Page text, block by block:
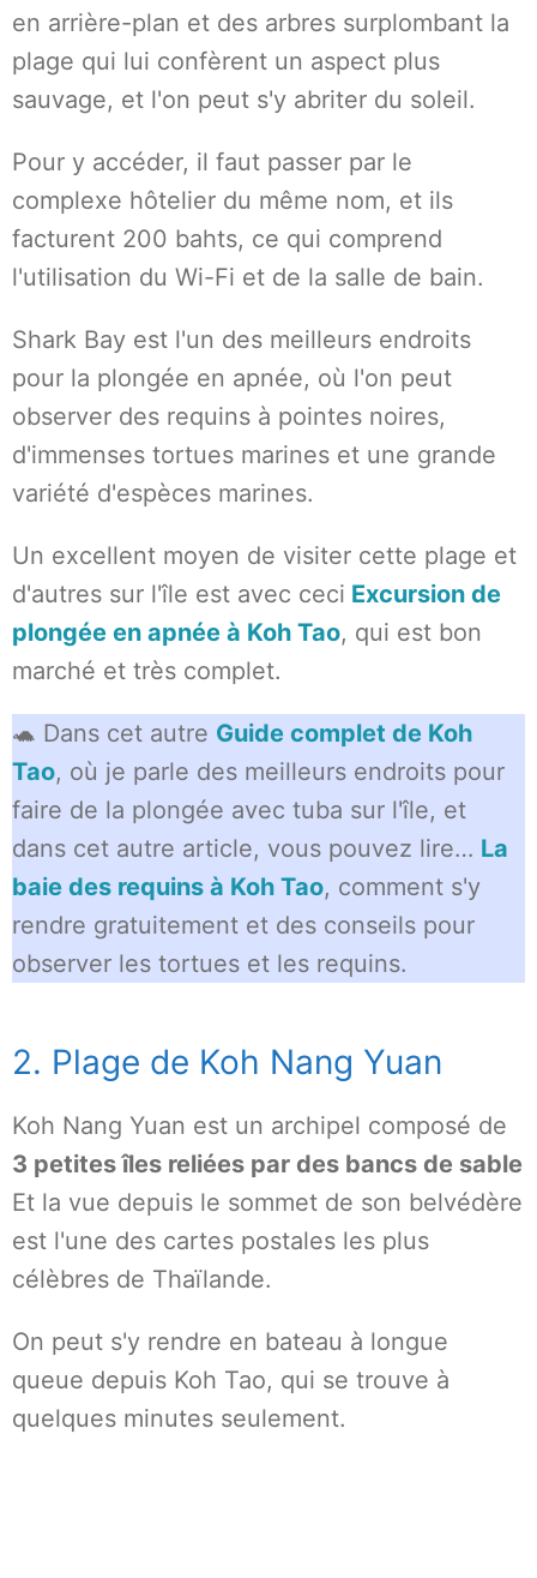
en arrière-plan et des arbres surplombant la
plage qui lui confèrent un aspect plus
sauvage, et l'on peut s'y abriter du soleil.
Pour y accéder, il faut passer par le
complexe hôtelier du même nom, et ils
facturent 200 bahts, ce qui comprend
l'utilisation du Wi-Fi et de la salle de bain.
Shark Bay est l'un des meilleurs endroits
pour la plongée en apnée, où l'on peut
observer des requins à pointes noires,
d'immenses tortues marines et une grande
variété d'espèces marines.
Un excellent moyen de visiter cette plage et
d'autres sur l'île est avec ceci Excursion de
plongée en apnée à Koh Tao, qui est bon
marché et très complet.
🐢 Dans cet autre Guide complet de Koh
Tao, où je parle des meilleurs endroits pour
faire de la plongée avec tuba sur l'île, et
dans cet autre article, vous pouvez lire… La
baie des requins à Koh Tao, comment s'y
rendre gratuitement et des conseils pour
observer les tortues et les requins.
2. Plage de Koh Nang Yuan
Koh Nang Yuan est un archipel composé de
3 petites îles reliées par des bancs de sable
Et la vue depuis le sommet de son belvédère
est l'une des cartes postales les plus
célèbres de Thaïlande.
On peut s'y rendre en bateau à longue
queue depuis Koh Tao, qui se trouve à
quelques minutes seulement.